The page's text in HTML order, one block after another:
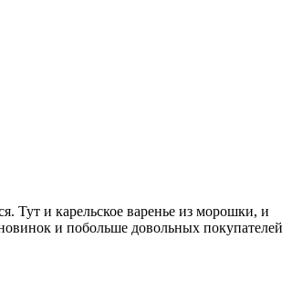
Тут и карельское варенье из морошки, и
и побольше довольных покупателей